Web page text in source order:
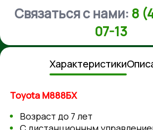
Характеристики
Toyota М888БХ
Возраст до 7 лет
Связаться с нами: 8
07-13